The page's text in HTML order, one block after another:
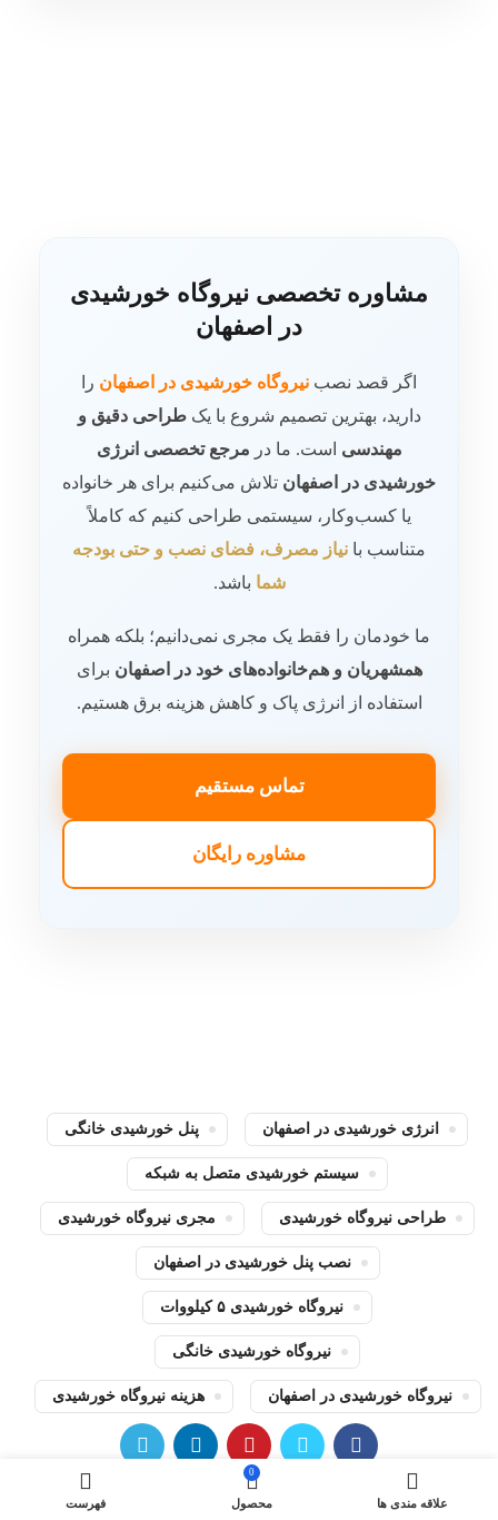
مشاوره تخصصی نیروگاه خورشیدی
در اصفهان
اگر قصد نصب نیروگاه خورشیدی در اصفهان را
دارید، بهترین تصمیم شروع با یکطراحی دقیق و
مهندسی است. ما در مرجع تخصصی انرژی
خورشیدی در اصفهان تلاش می‌کنیم برای هر خانواده
یا کسب‌وکار، سیستمی طراحی کنیم که کاملاً
متناسب با نیاز مصرف، فضای نصب و حتی بودجه
شما باشد.
ما خودمان را فقط یک مجری نمی‌دانیم؛ بلکه همراه
همشهریان و هم‌خانواده‌های خود در اصفهان برای
استفاده از انرژی پاک و کاهش هزینه برق هستیم.
تماس مستقیم
مشاوره رایگان
انرژی خورشیدی در اصفهان پنل خورشیدی خانگی
سیستم خورشیدی متصل به شبکه
طراحی نیروگاه خورشیدی مجری نیروگاه خورشیدی
نصب پنل خورشیدی در اصفهان
نیروگاه خورشیدی ۵ کیلووات
نیروگاه خورشیدی خانگی
نیروگاه خورشیدی در اصفهان هزینه نیروگاه خورشیدی
جدیدتر قدیمی تر علاقه مندی ها
0
محصول فهرست